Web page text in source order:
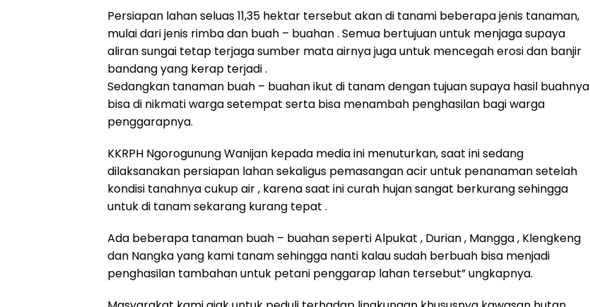
Persiapan lahan seluas 11,35 hektar tersebut akan di tanami beberapa jenis tanaman,
mulai dari jenis rimba dan buah – buahan . Semua bertujuan untuk menjaga supaya
aliran sungai tetap terjaga sumber mata airnya juga untuk mencegah erosi dan banjir
bandang yang kerap terjadi .
Sedangkan tanaman buah – buahan ikut di tanam dengan tujuan supaya hasil buahnya
bisa di nikmati warga setempat serta bisa menambah penghasilan bagi warga
penggarapnya.
KKRPH Ngorogunung Wanijan kepada media ini menuturkan, saat ini sedang
dilaksanakan persiapan lahan sekaligus pemasangan acir untuk penanaman setelah
kondisi tanahnya cukup air , karena saat ini curah hujan sangat berkurang sehingga
untuk di tanam sekarang kurang tepat .
Ada beberapa tanaman buah – buahan seperti Alpukat , Durian , Mangga , Klengkeng
dan Nangka yang kami tanam sehingga nanti kalau sudah berbuah bisa menjadi
penghasilan tambahan untuk petani penggarap lahan tersebut” ungkapnya.